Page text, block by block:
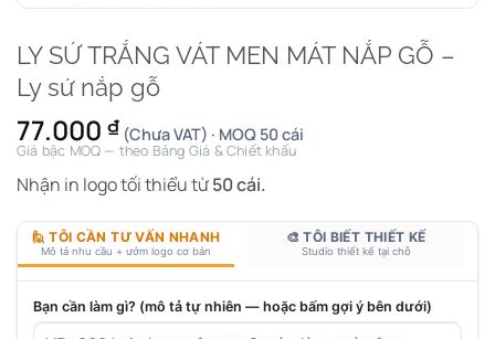
LY SỨ TRẮNG VÁT MEN MÁT NẮP GỖ –
Ly sứ nắp gỗ
77.000 ₫ (Chưa VAT) · MOQ 50 cái
Giá bậc MOQ — theo Bảng Giá & Chiết khấu
Nhận in logo tối thiểu từ50 cái.
🙋 TÔI CẦN TƯ VẤN NHANH
Mô tả nhu cầu + ướm logo cơ bản
🎨 TÔI BIẾT THIẾT KẾ
Studio thiết kế tại chỗ
Bạn cần làm gì? (mô tả tự nhiên — hoặc bấm gợi ý bên dưới)